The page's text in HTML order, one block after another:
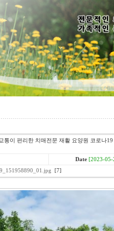
통이 편리한 치매전문 재활 요양원 코로나
Date [2023-05-
[7]